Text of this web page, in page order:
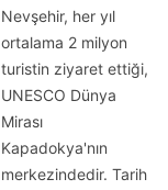
Nevşehir, her yıl
ortalama 2 milyon
turistin ziyaret ettiği,
UNESCO Dünya
Mirası
Kapadokya'nın
merkezindedir. Tarih